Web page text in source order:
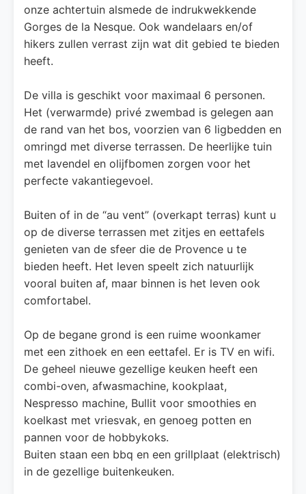
onze achtertuin alsmede de indrukwekkende
Gorges de la Nesque. Ook wandelaars en/of
hikers zullen verrast zijn wat dit gebied te bieden
heeft.
De villa is geschikt voor maximaal 6 personen.
Het (verwarmde) privé zwembad is gelegen aan
de rand van het bos, voorzien van 6 ligbedden en
omringd met diverse terrassen. De heerlijke tuin
met lavendel en olijfbomen zorgen voor het
perfecte vakantiegevoel.
Buiten of in de “au vent” (overkapt terras) kunt u
op de diverse terrassen met zitjes en eettafels
genieten van de sfeer die de Provence u te
bieden heeft. Het leven speelt zich natuurlijk
vooral buiten af, maar binnen is het leven ook
comfortabel.
Op de begane grond is een ruime woonkamer
met een zithoek en een eettafel. Er is TV en wifi.
De geheel nieuwe gezellige keuken heeft een
combi-oven, afwasmachine, kookplaat,
Nespresso machine, Bullit voor smoothies en
koelkast met vriesvak, en genoeg potten en
pannen voor de hobbykoks.
Buiten staan een bbq en een grillplaat (elektrisch)
in de gezellige buitenkeuken.